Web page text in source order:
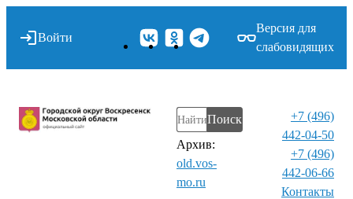
Войти
Версия для
слабовидящих
Поиск
Архив:
old.vos-
mo.ru
+7 (496)
442-04-50
+7 (496)
442-06-66
Контакты⁠